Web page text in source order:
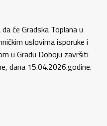
će Gradska Toplana u
uslovima isporuke i
u Gradu Doboju završiti
dana 15.04.2026.godine.